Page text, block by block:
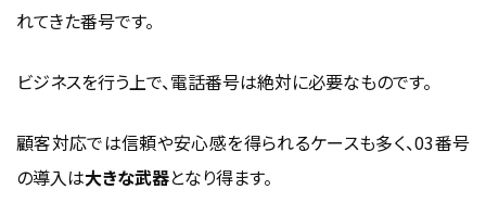
れてきた番号です。
ビジネスを行う上で、電話番号は絶対に必要なものです。
顧客対応では信頼や安心感を得られるケースも多く、03番号
の導入は大きな武器となり得ます。